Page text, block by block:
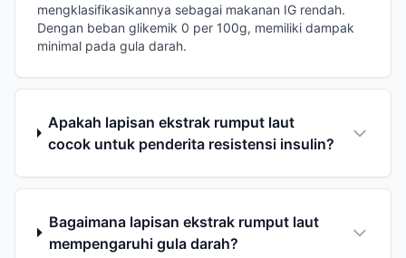
mengklasifikasikannya sebagai makanan IG rendah.
Dengan beban glikemik 0 per 100g, memiliki dampak
minimal pada gula darah.
Apakah lapisan ekstrak rumput laut
cocok untuk penderita resistensi insulin?
Bagaimana lapisan ekstrak rumput laut
mempengaruhi gula darah?